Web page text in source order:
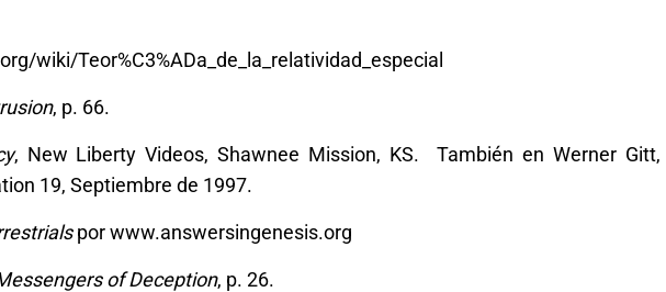
wiki/Teor%C3%ADa_de_la_relatividad_especial
, p. 66.
, New Liberty Videos, Shawnee Mission, KS. También en Werner
19, Septiembre de 1997.
por www.answersingenesis.org
of Deception, p. 26.